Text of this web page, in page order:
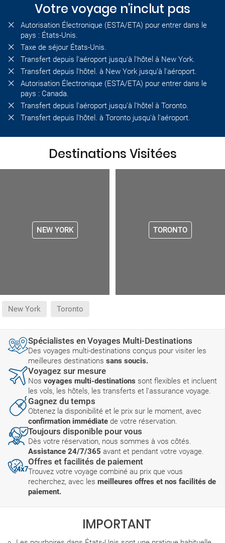
Votre voyage n'inclut pas
Autorisation Électronique (ESTA/ETA) pour entrer dans le
pays : États-Unis.
Taxe de séjour États-Unis.
Transfert depuis l'aéroport jusqu'à l'hôtel à New York.
Transfert depuis l'hôtel. à New York jusqu'à l'aéroport.
Autorisation Électronique (ESTA/ETA) pour entrer dans le
pays : Canada.
Transfert depuis l'aéroport jusqu'à l'hôtel à Toronto.
Transfert depuis l'hôtel. à Toronto jusqu'à l'aéroport.
Destinations Visitées
NEW YORK TORONTO
New York Toronto
Spécialistes en Voyages Multi-Destinations
Des voyages multi-destinations conçus pour visiter les
meilleures destinations sans soucis.
Voyagez sur mesure
Nos voyages multi-destinations sont flexibles et incluent
les vols, les hôtels, les transferts et l'assurance voyage.
Gagnez du temps
Obtenez la disponibilité et le prix sur le moment, avec
confirmation immédiate de votre réservation.
Toujours disponible pour vous
Dès votre réservation, nous sommes à vos côtés.
Assistance 24/7/365 avant et pendant votre voyage.
Offres et facilités de paiement
Trouvez votre voyage combiné au prix que vous
recherchez, avec les meilleures offres et nos facilités de
paiement.
IMPORTANT